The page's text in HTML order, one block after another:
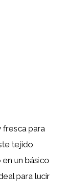
para
tejido
un básico
para lucir